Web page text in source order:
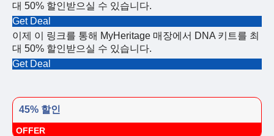
대 50% 할인받으실 수 있습니다.
Get Deal
이제 이 링크를 통해 MyHeritage 매장에서 DNA 키트를 최
대 50% 할인받으실 수 있습니다.
Get Deal
45% 할인
OFFER